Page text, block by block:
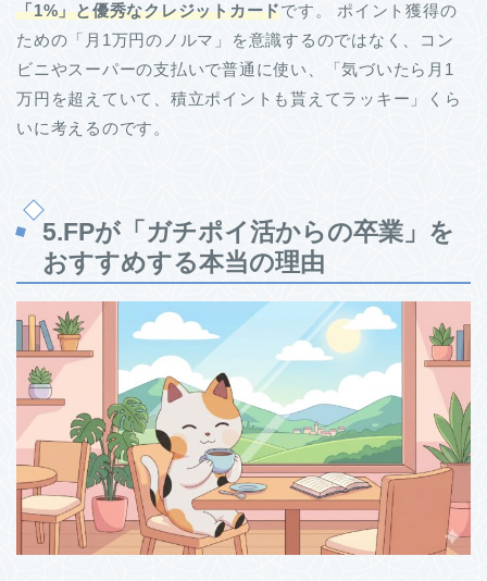
「1%」と優秀なクレジットカードです。 ポイント獲得の
ための「月1万円のノルマ」を意識するのではなく、コン
ビニやスーパーの支払いで普通に使い、「気づいたら月1
万円を超えていて、積立ポイントも貰えてラッキー」くら
いに考えるのです。
5.FPが「ガチポイ活からの卒業」を
おすすめする本当の理由